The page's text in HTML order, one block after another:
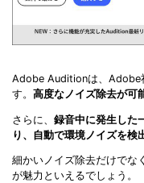
Adobe Auditionは、Adobe
す。 高度なノイズ除去が可
さらに、 録音中に発生した
り、自動で環境ノイズを検
細かいノイズ除去だけでな
が魅力といえるでしょう。